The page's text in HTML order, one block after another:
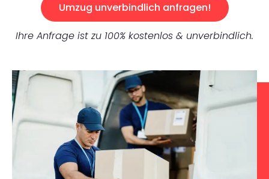
Umzug unverbindlich anfragen!
Ihre Anfrage ist zu 100% kostenlos & unverbindlich.